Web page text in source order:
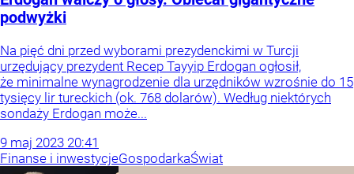
podwyżki
Na pięć dni przed wyborami prezydenckimi w Turcji
urzędujący prezydent Recep Tayyip Erdogan ogłosił,
że minimalne wynagrodzenie dla urzędników wzrośnie do 15
tysięcy lir tureckich (ok. 768 dolarów). Według niektórych
sondaży Erdogan może...
9 maj 2023 20:41
Finanse i inwestycjeGospodarkaŚwiat